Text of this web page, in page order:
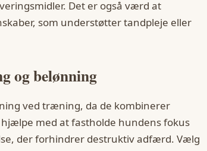
Det er også værd at
som understøtter tandpleje eller
og belønning
ved træning, da de kombinerer
med at fastholde hundens fokus
der forhindrer destruktiv adfærd. Vælg